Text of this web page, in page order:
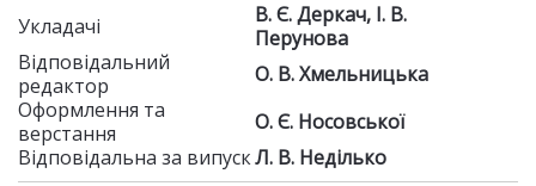
Укладачі
В. Є. Деркач, І. В.
Перунова
Відповідальний
редактор
О. В. Хмельницька
Оформлення та
верстання
О. Є. Носовської
Відповідальна за випускЛ. В. Неділько